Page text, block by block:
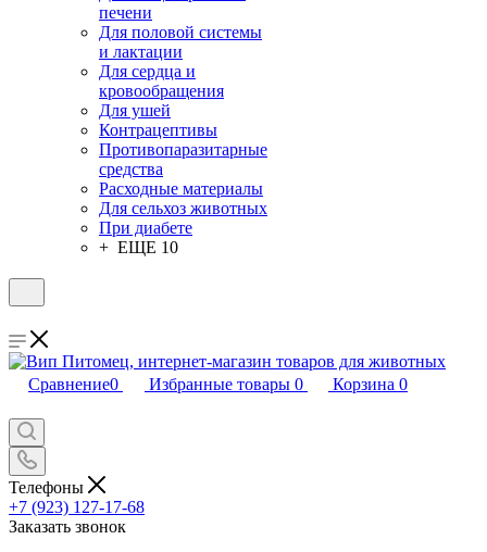
печени
Для половой системы
и лактации
Для сердца и
кровообращения
Для ушей
Контрацептивы
Противопаразитарные
средства
Расходные материалы
Для сельхоз животных
При диабете
+ ЕЩЕ 10
Сравнение0 Избранные товары 0 Корзина 0
Телефоны
+7 (923) 127-17-68
Заказать звонок